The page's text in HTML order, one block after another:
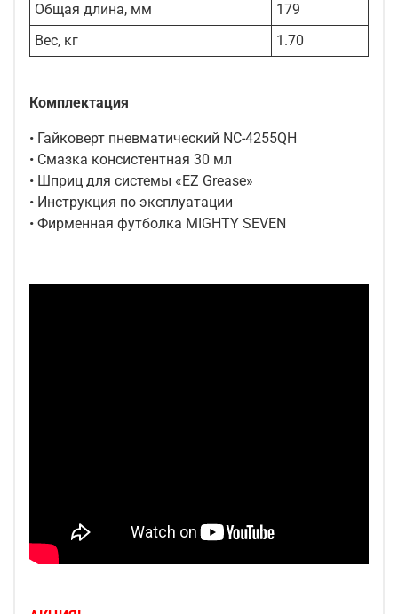
Общая длина, мм
179
Вес, кг
1.70
Комплектация
• Гайковерт пневматический NC-4255QH
• Смазка консистентная 30 мл
• Шприц для системы «EZ Grease»
• Инструкция по эксплуатации
• Фирменная футболка MIGHTY SEVEN